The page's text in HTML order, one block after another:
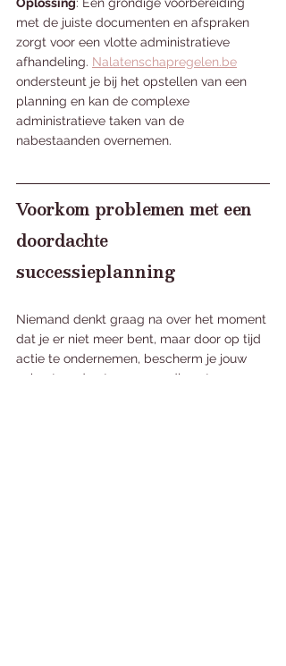
met de juiste documenten en afspraken
zorgt voor een vlotte administratieve
afhandeling. Nalatenschapregelen.be
ondersteunt je bij het opstellen van een
planning en kan de complexe
administratieve taken van de
nabestaanden overnemen.
Voorkom problemen met een
doordachte
successieplanning
Niemand denkt graag na over het moment
dat je er niet meer bent, maar door op tijd
actie te ondernemen, bescherm je jouw
nabestaanden tegen onnodige stress en